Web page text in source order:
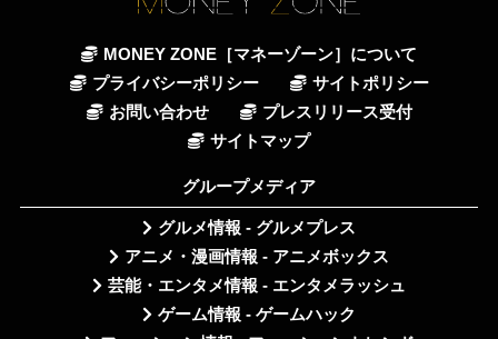
MONEY ZONE［マネーゾーン］について
プライバシーポリシー
サイトポリシー
お問い合わせ
プレスリリース受付
サイトマップ
グループメディア
グルメ情報 - グルメプレス
アニメ・漫画情報 - アニメボックス
芸能・エンタメ情報 - エンタメラッシュ
ゲーム情報 - ゲームハック